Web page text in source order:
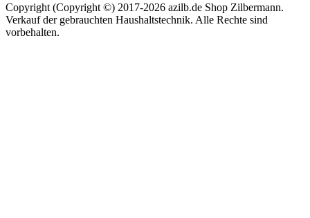
Copyright (Copyright ©) 2017-2026 azilb.de Shop Zilbermann.
Verkauf der gebrauchten Haushaltstechnik. Alle Rechte sind
vorbehalten.